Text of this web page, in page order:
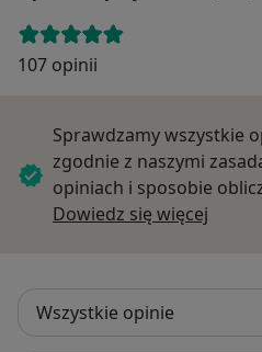
107 opinii
Sprawdzamy wszystkie
zgodnie z naszymi
opiniach i sposobie
Dowiedz się więcej